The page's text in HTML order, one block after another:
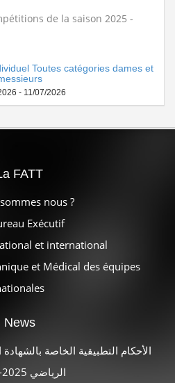
de la saison 2025 -
Toutes catégories dames et
- 11/07/2026
FATT
nous ?
Exécutif
et international
et Médical des équipes
News
الأحكام التطبيقية الخاصة
الرياضي 2025-2026